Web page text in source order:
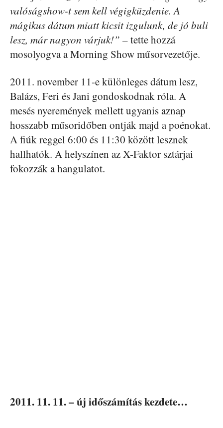
valóságshow-t sem kell végigküzdenie. A
mágikus dátum miatt kicsit izgulunk, de jó buli
lesz, már nagyon várjuk!” – tette hozzá
mosolyogva a Morning Show műsorvezetője.
2011. november 11-e különleges dátum lesz,
Balázs, Feri és Jani gondoskodnak róla. A
mesés nyeremények mellett ugyanis aznap
hosszabb műsoridőben ontják majd a poénokat.
A fiúk reggel 6:00 és 11:30 között lesznek
hallhatók. A helyszínen az X-Faktor sztárjai
fokozzák a hangulatot.
2011. 11. 11. – új időszámítás kezdete…